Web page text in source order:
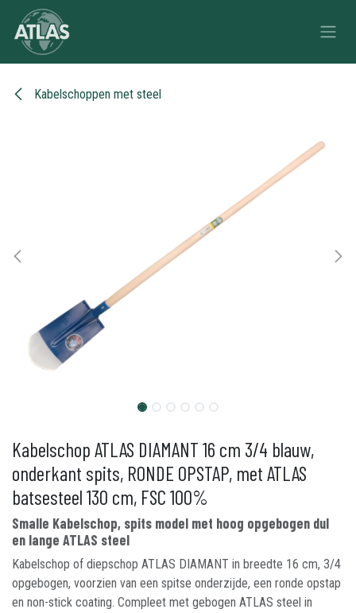
Overslaan naar inhoud
Kabelschoppen met steel
Kabelschop ATLAS DIAMANT 16 cm 3/4 blauw,
onderkant spits, RONDE OPSTAP, met ATLAS
batsesteel 130 cm, FSC 100%
Smalle Kabelschop, spits model met hoog opgebogen dul
en lange ATLAS steel
Kabelschop of diepschop ATLAS DIAMANT in breedte 16 cm, 3/4
opgebogen, voorzien van een spitse onderzijde, een ronde opstap
en non-stick coating. Compleet met gebogen ATLAS steel in